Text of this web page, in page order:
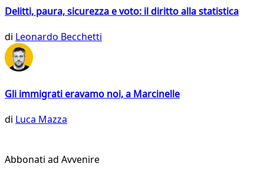
Delitti, paura, sicurezza e voto: il diritto alla statistica
di Leonardo Becchetti
Gli immigrati eravamo noi, a Marcinelle
di Luca Mazza
Abbonati ad Avvenire